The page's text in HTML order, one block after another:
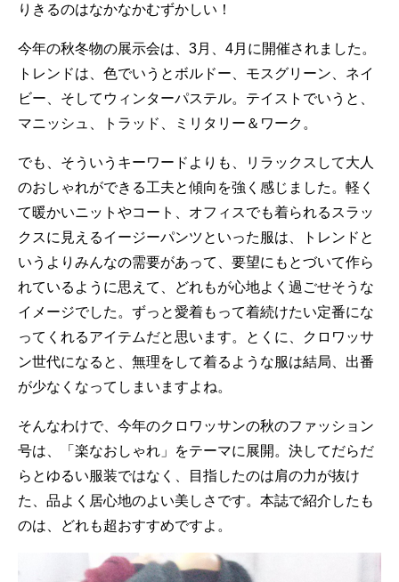
りきるのはなかなかむずかしい！
今年の秋冬物の展示会は、3月、4月に開催されました。
トレンドは、色でいうとボルドー、モスグリーン、ネイ
ビー、そしてウィンターパステル。テイストでいうと、
マニッシュ、トラッド、ミリタリー＆ワーク。
でも、そういうキーワードよりも、リラックスして大人
のおしゃれができる工夫と傾向を強く感じました。軽く
て暖かいニットやコート、オフィスでも着られるスラッ
クスに見えるイージーパンツといった服は、トレンドと
いうよりみんなの需要があって、要望にもとづいて作ら
れているように思えて、どれもが心地よく過ごせそうな
イメージでした。ずっと愛着もって着続けたい定番にな
ってくれるアイテムだと思います。とくに、クロワッサ
ン世代になると、無理をして着るような服は結局、出番
が少なくなってしまいますよね。
そんなわけで、今年のクロワッサンの秋のファッション
号は、「楽なおしゃれ」をテーマに展開。決してだらだ
らとゆるい服装ではなく、目指したのは肩の力が抜け
た、品よく居心地のよい美しさです。本誌で紹介したも
のは、どれも超おすすめですよ。